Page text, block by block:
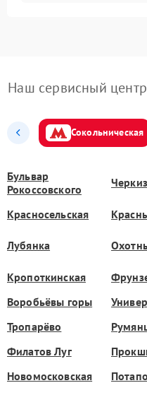
Наш сервисный
Сокольническая
Бульвар
Рокоссовского
Красносельская
Лубянка
Кропоткинская
Воробьёвы горы
Тропарёво
Филатов Луг
Новомосковская